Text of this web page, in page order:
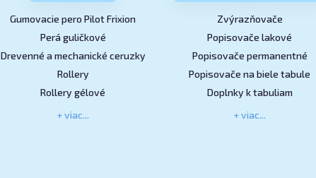
Gumovacie pero Pilot Frixion
Perá guličkové
Drevenné a mechanické ceruzky
Rollery
Rollery gélové
+ viac...
Zvýrazňovače
Popisovače lakové
Popisovače permanentné
Popisovače na biele tabule
Doplnky k tabuliam
+ viac...